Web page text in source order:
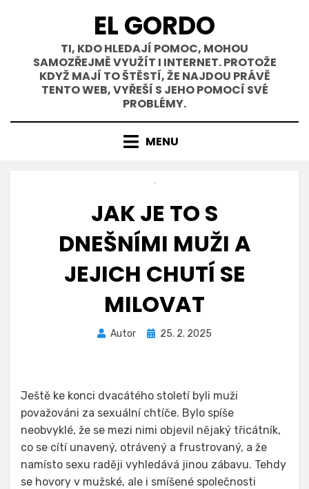
EL GORDO
TI, KDO HLEDAJÍ POMOC, MOHOU
SAMOZŘEJMĚ VYUŽÍT I INTERNET. PROTOŽE
KDYŽ MAJÍ TO ŠTĚSTÍ, ŽE NAJDOU PRÁVĚ
TENTO WEB, VYŘEŠÍ S JEHO POMOCÍ SVÉ
PROBLÉMY.
MENU
JAK JE TO S
DNEŠNÍMI MUŽI A
JEJICH CHUTÍ SE
MILOVAT
Autor
Zveřejněno
25. 2. 2025
Ještě ke konci dvacátého století byli muži
považováni za sexuální chtíče. Bylo spíše
neobvyklé, že se mezi nimi objevil nějaký třicátník,
co se cítí unavený, otrávený a frustrovaný, a že
namísto sexu raději vyhledává jinou zábavu. Tehdy
se hovory v mužské, ale i smíšené společnosti